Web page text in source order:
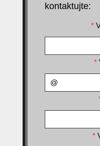
kontaktujte:
*
*
*